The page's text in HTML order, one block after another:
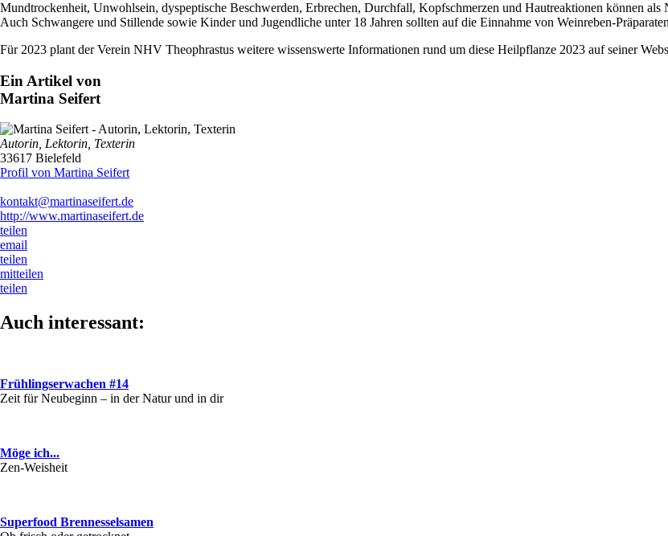
Mundtrockenheit, Unwohlsein, dyspeptische Beschwerden, Erbrechen, Durchfall, Kopfschmerzen und Hautreaktionen können
Auch Schwangere und Stillende sowie Kinder und Jugendliche unter 18 Jahren sollten auf die Einnahme von Weinreben-
Für 2023 plant der Verein NHV Theophrastus weitere wissenswerte Informationen rund um diese Heilpflanze 2023 auf seiner
Ein Artikel von
Martina Seifert
Autorin, Lektorin, Texterin
33617 Bielefeld
Profil von Martina Seifert
kontakt@martinaseifert.de
http://www.martinaseifert.de
teilen
email
teilen
mitteilen
teilen
Auch interessant:
Frühlingserwachen #14
Zeit für Neubeginn – in der Natur und in dir
Möge ich...
Zen-Weisheit
Superfood Brennesselsamen